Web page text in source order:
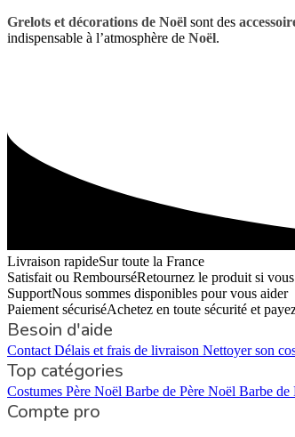
Grelots et décorations de Noël sont des
indispensable à l’atmosphère de Noël.
Livraison rapideSur toute la France
Satisfait ou RembourséRetournez le produit si
SupportNous sommes disponibles pour vous aider
Paiement sécuriséAchetez en toute sécurité et
Besoin d'aide
Contact Délais et frais de livraison Nettoyer son
Top catégories
Costumes Père Noël Barbe de Père Noël Barbe de
Compte pro